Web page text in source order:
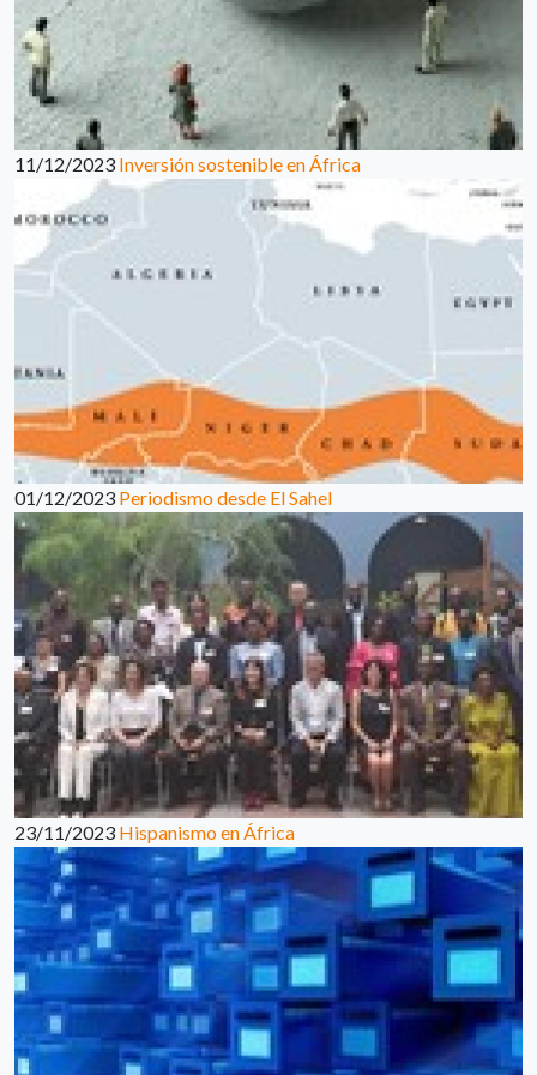
11/12/2023 Inversión sostenible en África
01/12/2023 Periodismo desde El Sahel
23/11/2023 Hispanismo en África